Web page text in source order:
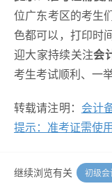
位广东考区的考生
色都可以，打印时
迎大家持续关注会
考生考试顺利、一
转载请注明： 会计
提示：准考证需使
继续浏览有关 初级